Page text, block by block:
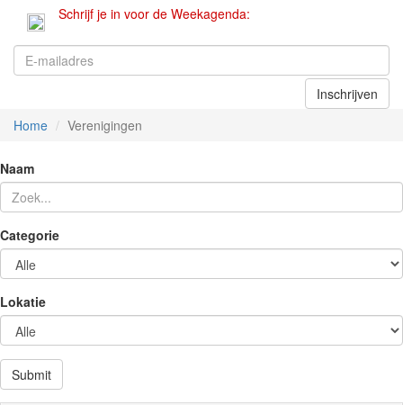
Schrijf je in voor de Weekagenda:
Home Verenigingen
Naam
Categorie
Lokatie
Submit